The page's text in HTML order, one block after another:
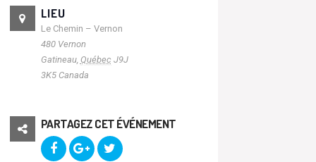
LIEU
Le Chemin – Vernon
480 Vernon
Gatineau, Québec J9J
3K5 Canada
PARTAGEZ CET ÉVÉNEMENT